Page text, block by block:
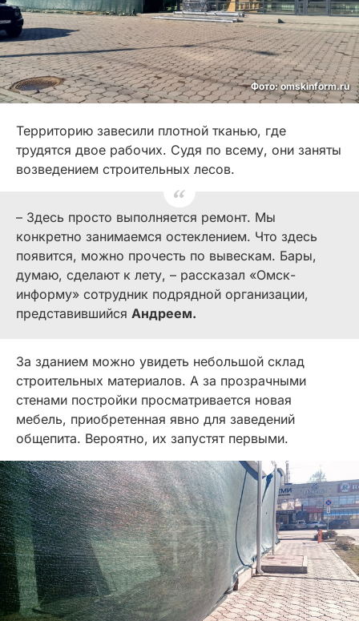
Фото: omskinform.ru
Территорию завесили плотной тканью, где
трудятся двое рабочих. Судя по всему, они заняты
возведением строительных лесов.
– Здесь просто выполняется ремонт. Мы
конкретно занимаемся остеклением. Что здесь
появится, можно прочесть по вывескам. Бары,
думаю, сделают к лету, – рассказал «Омск-
информу» сотрудник подрядной организации,
представившийся Андреем.
За зданием можно увидеть небольшой склад
строительных материалов. А за прозрачными
стенами постройки просматривается новая
мебель, приобретенная явно для заведений
общепита. Вероятно, их запустят первыми.